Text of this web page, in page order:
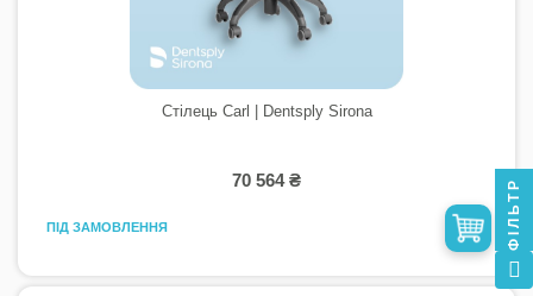
Стілець Carl | Dentsply Sirona
70 564 ₴
ПІД ЗАМОВЛЕННЯ ФІЛЬТР